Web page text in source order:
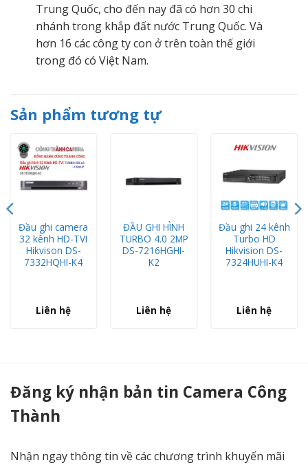
Trung Quốc, cho đến nay đã có hơn 30 chi
nhánh trong khắp đất nước Trung Quốc. Và
hơn 16 các công ty con ở trên toàn thế giới
trong đó có Việt Nam.
Sản phẩm tương tự
Đầu ghi camera
32 kênh HD-TVI
Hikvison DS-
7332HQHI-K4
Liên hệ
ĐẦU GHI HÌNH
TURBO 4.0 2MP
DS-7216HGHI-
K2
Liên hệ
Đầu ghi 24 kênh
Turbo HD
Hikvision DS-
7324HUHI-K4
Liên hệ
Đăng ký nhận bản tin Camera Công
Thành
Nhận ngay thông tin về các chương trình khuyến mãi